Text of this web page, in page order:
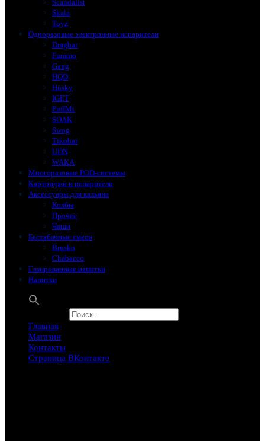
Scandalist
Skala
Toyz
Одноразовые электронные испарители
Dragbar
Fummo
Gang
HQD
Husky
IGET
PuffMi
SOAK
Swog
Tikobar
UDN
WAKA
Многоразовые POD-системы
Картриджи и испарители
Аксессуары для кальяна
Колбы
Прочее
Чаши
Бестабачные смеси
Brusko
Chabacco
Газированные напитки
Напитки
Главная
Магазин
Контакты
Страница ВКонтакте